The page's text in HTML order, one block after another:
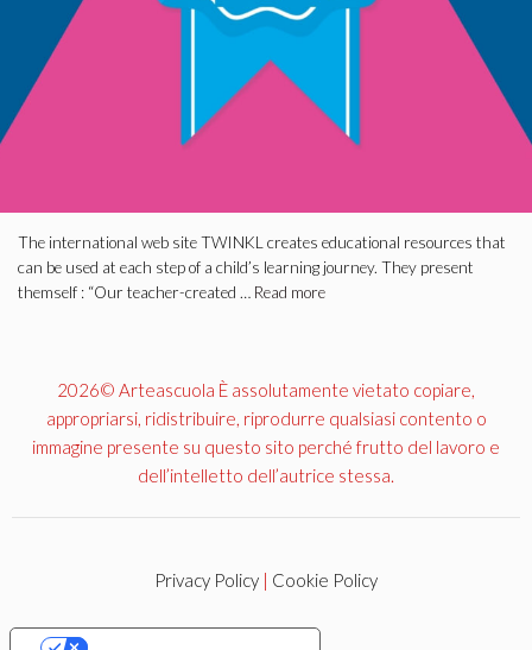
The international web site TWINKL creates educational resources that
can be used at each step of a child’s learning journey. They present
themself : “Our teacher-created … Read more
2026© Arteascuola È assolutamente vietato copiare,
appropriarsi, ridistribuire, riprodurre qualsiasi contento o
immagine presente su questo sito perché frutto del lavoro e
dell’intelletto dell’autrice stessa.
Privacy Policy | Cookie Policy